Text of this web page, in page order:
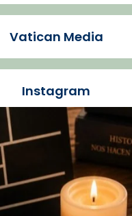
de Barcelona
patir depressió. Fa
Lluís
comp
Vatican
👇
es/iglesia/
depresion-
Vatican Media
Instagram